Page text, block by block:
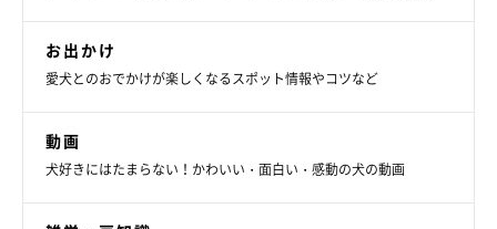
お出かけ
愛犬とのおでかけが楽しくなるスポット情報やコツなど
動画
犬好きにはたまらない！かわいい・面白い・感動の犬の動画